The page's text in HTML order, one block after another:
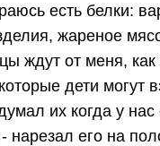
есть белки:
жареное
ждут от меня,
дети могут
их когда у нас
нарезал его на